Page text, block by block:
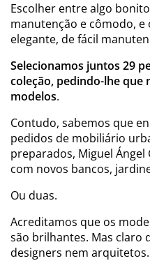
Escolher entre algo
manutenção e cômodo,
elegante, de fácil
Selecionamos juntos 29
coleção, pedindo-lhe que
modelos.
Contudo, sabemos que
pedidos de mobiliário
preparados, Miguel
com novos bancos,
Ou duas.
Acreditamos que os
são brilhantes. Mas claro
designers nem arquitetos.